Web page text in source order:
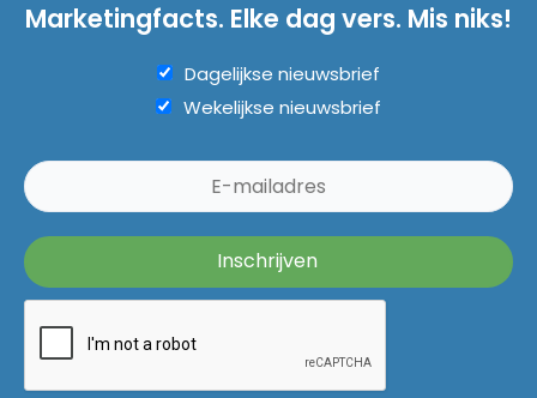
Marketingfacts. Elke dag vers. Mis niks!
Dagelijkse nieuwsbrief
Wekelijkse nieuwsbrief